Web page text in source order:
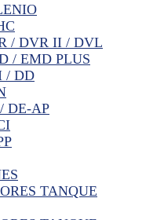
/ DVR II / DVL
/ EMD PLUS
/ DD
DE-AP
TANQUE